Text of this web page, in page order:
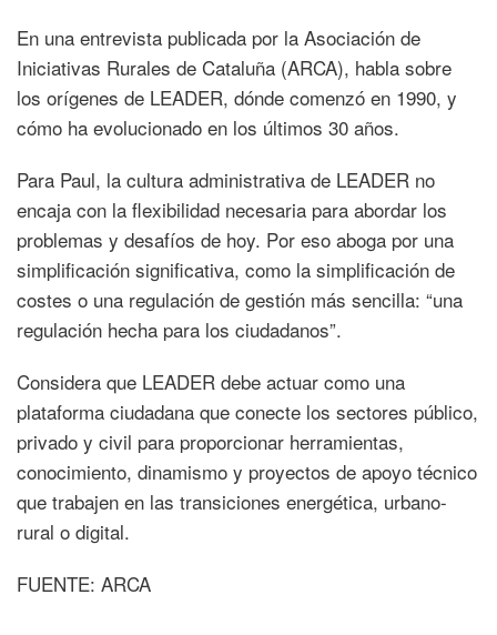
En una entrevista publicada por la Asociación de
Iniciativas Rurales de Cataluña (ARCA), habla sobre
los orígenes de LEADER, dónde comenzó en 1990, y
cómo ha evolucionado en los últimos 30 años.
Para Paul, la cultura administrativa de LEADER no
encaja con la flexibilidad necesaria para abordar los
problemas y desafíos de hoy. Por eso aboga por una
simplificación significativa, como la simplificación de
costes o una regulación de gestión más sencilla: “una
regulación hecha para los ciudadanos”.
Considera que LEADER debe actuar como una
plataforma ciudadana que conecte los sectores público,
privado y civil para proporcionar herramientas,
conocimiento, dinamismo y proyectos de apoyo técnico
que trabajen en las transiciones energética, urbano-
rural o digital.
FUENTE: ARCA